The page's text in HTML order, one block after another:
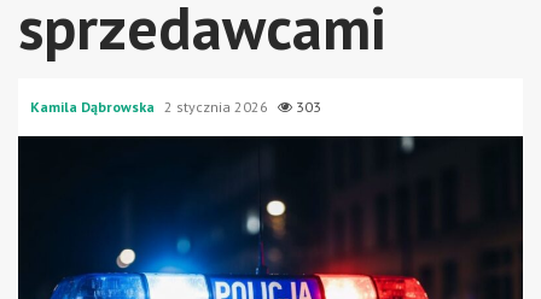
sprzedawcami
Kamila Dąbrowska 2 stycznia 2026 303